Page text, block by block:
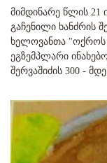
მიმდინარე წლის 21
გაჩენილი ხანძრის
ხელოვანთა "ოქროს
ეგზემპლარი
შერვაშიძის 300 - მდე